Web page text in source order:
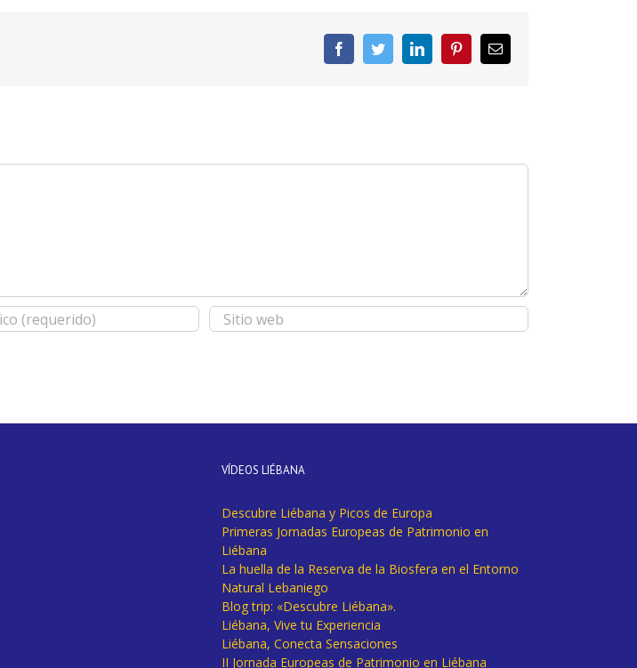
FacebookTwitterLinkedInPinterestCorreo
electrónico
VÍDEOS LIÉBANA
Descubre Liébana y Picos de Europa
Primeras Jornadas Europeas de Patrimonio en
Liébana
La huella de la Reserva de la Biosfera en el Entorno
Natural Lebaniego
Blog trip: «Descubre Liébana».
Liébana, Vive tu Experiencia
Liébana, Conecta Sensaciones
II Jornada Europeas de Patrimonio en Liébana